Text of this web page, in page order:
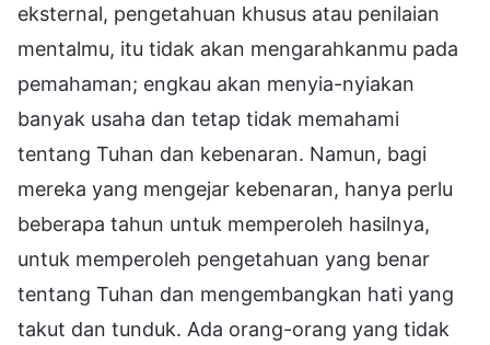
eksternal, pengetahuan khusus atau penilaian
mentalmu, itu tidak akan mengarahkanmu pada
pemahaman; engkau akan menyia-nyiakan
banyak usaha dan tetap tidak memahami
tentang Tuhan dan kebenaran. Namun, bagi
mereka yang mengejar kebenaran, hanya perlu
beberapa tahun untuk memperoleh hasilnya,
untuk memperoleh pengetahuan yang benar
tentang Tuhan dan mengembangkan hati yang
takut dan tunduk. Ada orang-orang yang tidak